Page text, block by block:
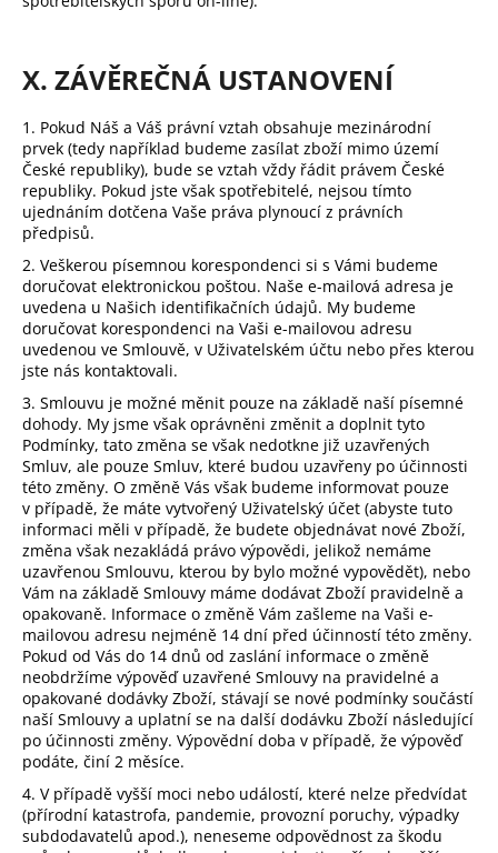
X. ZÁVĚREČNÁ USTANOVENÍ
1. Pokud Náš a Váš právní vztah obsahuje mezinárodní
prvek (tedy například budeme zasílat zboží mimo území
České republiky), bude se vztah vždy řádit právem České
republiky. Pokud jste však spotřebitelé, nejsou tímto
ujednáním dotčena Vaše práva plynoucí z právních
předpisů.
2. Veškerou písemnou korespondenci si s Vámi budeme
doručovat elektronickou poštou. Naše e-mailová adresa je
uvedena u Našich identifikačních údajů. My budeme
doručovat korespondenci na Vaši e-mailovou adresu
uvedenou ve Smlouvě, v Uživatelském účtu nebo přes kterou
jste nás kontaktovali.
3. Smlouvu je možné měnit pouze na základě naší písemné
dohody. My jsme však oprávněni změnit a doplnit tyto
Podmínky, tato změna se však nedotkne již uzavřených
Smluv, ale pouze Smluv, které budou uzavřeny po účinnosti
této změny. O změně Vás však budeme informovat pouze
v případě, že máte vytvořený Uživatelský účet (abyste tuto
informaci měli v případě, že budete objednávat nové Zboží,
změna však nezakládá právo výpovědi, jelikož nemáme
uzavřenou Smlouvu, kterou by bylo možné vypovědět), nebo
Vám na základě Smlouvy máme dodávat Zboží pravidelně a
opakovaně. Informace o změně Vám zašleme na Vaši e-
mailovou adresu nejméně 14 dní před účinností této změny.
Pokud od Vás do 14 dnů od zaslání informace o změně
neobdržíme výpověď uzavřené Smlouvy na pravidelné a
opakované dodávky Zboží, stávají se nové podmínky součástí
naší Smlouvy a uplatní se na další dodávku Zboží následující
po účinnosti změny. Výpovědní doba v případě, že výpověď
podáte, činí 2 měsíce.
4. V případě vyšší moci nebo událostí, které nelze předvídat
(přírodní katastrofa, pandemie, provozní poruchy, výpadky
subdodavatelů apod.), neneseme odpovědnost za škodu